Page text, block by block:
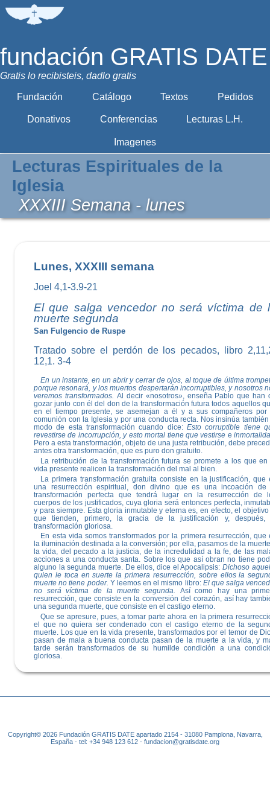
fundación GRATIS DATE
Gratis lo recibisteis, dadlo gratis
Fundación Catálogo Textos Pedidos
Donativos Conferencias Lecturas L.H.
Imagenes
Lecturas Espirituales de la
Iglesia
XXXIII Semana - lunes
Lunes, XXXIII semana
Joel 4,1-3.9-21
El que salga vencedor no será víctima de
muerte segunda
San Fulgencio de Ruspe
Tratado sobre el perdón de los pecados, libro
12,1. 3-4
En un instante, en un abrir y cerrar de ojos, al toque de última
porque resonará, y los muertos des­pertarán incorruptibles, y nosotros
veremos transfor­mados. Al decir «nosotros», enseña Pablo que han
go­zar junto con él del don de la transformación futura to­dos aquellos
en el tiempo presente, se asemejan a él y a sus compañeros por
comunión con la Iglesia y por una conducta recta. Nos insinúa
modo de esta transformación cuando dice:Esto corruptible tiene
revestirse de incorrupción, y esto mortal tiene que vestirse e
Pero a esta transformación, objeto de una justa retribución, debe
antes otra transfor­mación, que es puro don gratuito.
La retribución de la transformación futura se promete a los que en
vida presente realicen la transformación del mal al bien.
La primera transformación gratuita consiste en la jus­tificación, que
una resurrección espiritual, don divino que es una incoación de
transformación perfecta que tendrá lugar en la resurrección de
cuerpos de los jus­tificados, cuya gloria será entonces perfecta,
y para siempre. Esta gloria inmutable y eterna es, en efecto, el
que tienden, primero, la gracia de la justificación y, después,
transformación gloriosa.
En esta vida somos transformados por la primera resu­rrección, que
la iluminación destinada a la conversión; por ella, pasamos de la
la vida, del pecado a la justicia, de la incredulidad a la fe, de las
acciones a una conducta santa. Sobre los que así obran no tiene
alguno la segunda muerte. De ellos, dice el Apoca­lipsis: Dichoso
quien le toca en suerte la primera resurrección, sobre ellos la
muerte no tiene po­der. Y leemos en el mismo libro: El que salga
no será víctima de la muerte segunda. Así como hay una
resurrección, que consiste en la conversión del co­razón, así hay
una segunda muerte, que consiste en el castigo eterno.
Que se apresure, pues, a tomar parte ahora en la pri­mera
el que no quiera ser condenado con el castigo eterno de la
muerte. Los que en la vida presente, transformados por el temor de
pasan de mala a buena conducta pasan de la muerte a la vida, y
tarde serán transformados de su humilde condición a una
gloriosa.
Copyright© 2026 Fundación GRATIS DATE apartado 2154 - 31080 Pamplona, Navarra,
España - tel: +34 948 123 612 - fundacion@gratisdate.org